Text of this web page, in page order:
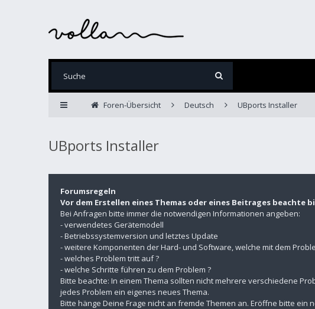
Foren-Übersicht Deutsch UBports Installer
UBports Installer
Forumsregeln
Vor dem Erstellen eines Themas oder eines Beitrages beachte
Bei Anfragen bitte immer die notwendigen Informationen angeben:
- verwendetes Gerätemodell
- Betriebssystemversion und letztes Update
- weitere Komponenten der Hard- und Software, welche mit dem
- welches Problem tritt auf ?
- welche Schritte führen zu dem Problem ?
Bitte beachte: In einem Thema sollten nicht mehrere verschiedene
jedes Problem ein eigenes neues Thema.
Bitte hänge Deine Frage nicht an fremde Themen an. Eröffne bitte ein